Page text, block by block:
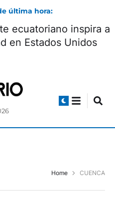
última hora:
ecuatoriano inspira a
en Estados Unidos
Home CUENCA